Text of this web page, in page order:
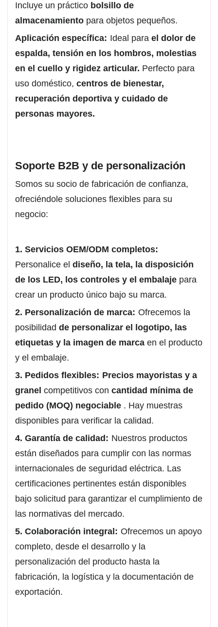
Incluye un práctico bolsillo de
almacenamiento para objetos pequeños.
Aplicación específica: Ideal para el dolor de
espalda, tensión en los hombros, molestias
en el cuello y rigidez articular. Perfecto para
uso doméstico, centros de bienestar,
recuperación deportiva y cuidado de
personas mayores.
Soporte B2B y de personalización
Somos su socio de fabricación de confianza,
ofreciéndole soluciones flexibles para su
negocio:
1. Servicios OEM/ODM completos:
Personalice el diseño, la tela, la disposición
de los LED, los controles y el embalaje para
crear un producto único bajo su marca.
2. Personalización de marca: Ofrecemos la
posibilidad de personalizar el logotipo, las
etiquetas y la imagen de marca en el producto
y el embalaje.
3. Pedidos flexibles: Precios mayoristas y a
granel competitivos con cantidad mínima de
pedido (MOQ) negociable . Hay muestras
disponibles para verificar la calidad.
4. Garantía de calidad: Nuestros productos
están diseñados para cumplir con las normas
internacionales de seguridad eléctrica. Las
certificaciones pertinentes están disponibles
bajo solicitud para garantizar el cumplimiento de
las normativas del mercado.
5. Colaboración integral: Ofrecemos un apoyo
completo, desde el desarrollo y la
personalización del producto hasta la
fabricación, la logística y la documentación de
exportación.